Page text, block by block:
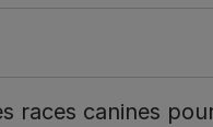
races canines